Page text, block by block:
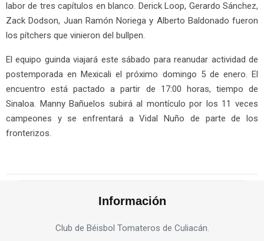
labor de tres capítulos en blanco. Derick Loop, Gerardo Sánchez,
Zack Dodson, Juan Ramón Noriega y Alberto Baldonado fueron
los pítchers que vinieron del bullpen.
El equipo guinda viajará este sábado para reanudar actividad de
postemporada en Mexicali el próximo domingo 5 de enero. El
encuentro está pactado a partir de 17:00 horas, tiempo de
Sinaloa. Manny Bañuelos subirá al montículo por los 11 veces
campeones y se enfrentará a Vidal Nuño de parte de los
fronterizos.
Información
Club de Béisbol Tomateros de Culiacán.